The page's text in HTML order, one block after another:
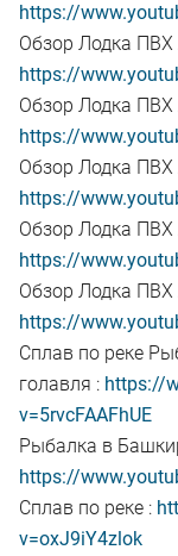
https://
Обзор Лодка ПВХ
https://
Обзор Лодка ПВХ
https://
Обзор Лодка ПВХ
https://
Обзор Лодка ПВХ
https://
Обзор Лодка ПВХ
https://
Сплав по реке
голавля : https://
v=5rvcFAAFhUE
Рыбалка в
https://
Сплав по реке :
v=oxJ9iY4zlok